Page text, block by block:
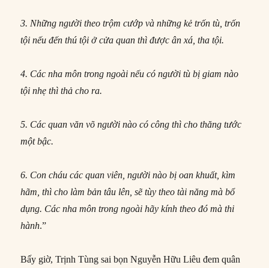
3. Những người theo trộm cướp và những kẻ trốn tù, trốn
tội nếu đến thú tội ở cửa quan thì được ân xá, tha tội.
4. Các nha môn trong ngoài nếu có người tù bị giam nào
tội nhẹ thì thả cho ra.
5. Các quan văn võ người nào có công thì cho thăng tước
một bậc.
6. Con cháu các quan viên, người nào bị oan khuất, kìm
hãm, thì cho làm bản tâu lên, sẽ tùy theo tài năng mà bổ
dụng. Các nha môn trong ngoài hãy kính theo đó mà thi
hành.”
Bấy giờ, Trịnh Tùng sai bọn Nguyễn Hữu Liêu đem quân